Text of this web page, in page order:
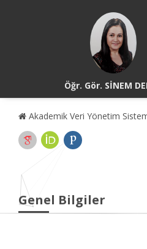
Öğr. Gör. SİNEM
Akademik Veri Yönetim
Genel Bilgiler